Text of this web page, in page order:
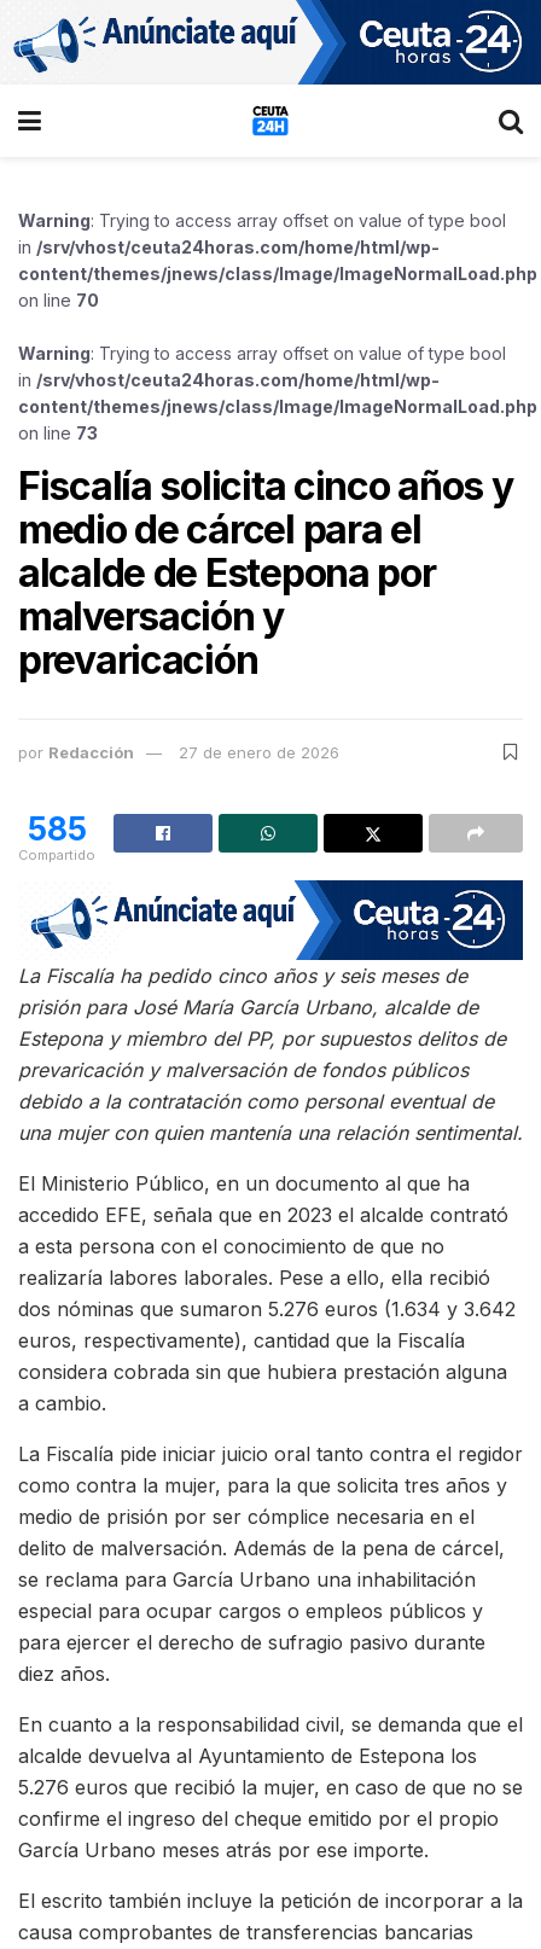
Warning: Trying to access array offset on value of type bool
in /srv/vhost/ceuta24horas.com/home/html/wp-
content/themes/jnews/class/Image/ImageNormalLoad.php
on line 70
Warning: Trying to access array offset on value of type bool
in /srv/vhost/ceuta24horas.com/home/html/wp-
content/themes/jnews/class/Image/ImageNormalLoad.php
on line 73
Fiscalía solicita cinco años y
medio de cárcel para el
alcalde de Estepona por
malversación y
prevaricación
por Redacción 27 de enero de 2026
585
Compartido
La Fiscalía ha pedido cinco años y seis meses de
prisión para José María García Urbano, alcalde de
Estepona y miembro del PP, por supuestos delitos de
prevaricación y malversación de fondos públicos
debido a la contratación como personal eventual de
una mujer con quien mantenía una relación sentimental.
El Ministerio Público, en un documento al que ha
accedido EFE, señala que en 2023 el alcalde contrató
a esta persona con el conocimiento de que no
realizaría labores laborales. Pese a ello, ella recibió
dos nóminas que sumaron 5.276 euros (1.634 y 3.642
euros, respectivamente), cantidad que la Fiscalía
considera cobrada sin que hubiera prestación alguna
a cambio.
La Fiscalía pide iniciar juicio oral tanto contra el regidor
como contra la mujer, para la que solicita tres años y
medio de prisión por ser cómplice necesaria en el
delito de malversación. Además de la pena de cárcel,
se reclama para García Urbano una inhabilitación
especial para ocupar cargos o empleos públicos y
para ejercer el derecho de sufragio pasivo durante
diez años.
En cuanto a la responsabilidad civil, se demanda que el
alcalde devuelva al Ayuntamiento de Estepona los
5.276 euros que recibió la mujer, en caso de que no se
confirme el ingreso del cheque emitido por el propio
García Urbano meses atrás por ese importe.
El escrito también incluye la petición de incorporar a la
causa comprobantes de transferencias bancarias